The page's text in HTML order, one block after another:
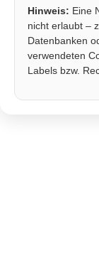
Hinweis: Eine
nicht erlaubt –
Datenbanken
verwendeten
Labels bzw.